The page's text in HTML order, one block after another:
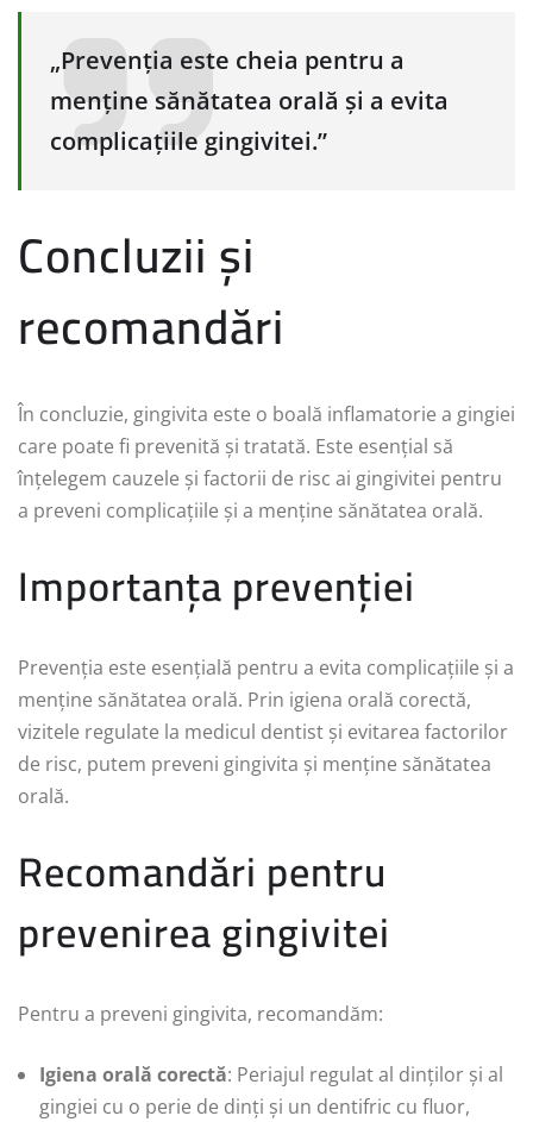
„Prevenția este cheia pentru a
menține sănătatea orală și a evita
complicațiile gingivitei.”
Concluzii și
recomandări
În concluzie, gingivita este o boală inflamatorie a gingiei
care poate fi prevenită și tratată. Este esențial să
înțelegem cauzele și factorii de risc ai gingivitei pentru
a preveni complicațiile și a menține sănătatea orală.
Importanța prevenției
Prevenția este esențială pentru a evita complicațiile și a
menține sănătatea orală. Prin igiena orală corectă,
vizitele regulate la medicul dentist și evitarea factorilor
de risc, putem preveni gingivita și menține sănătatea
orală.
Recomandări pentru
prevenirea gingivitei
Pentru a preveni gingivita, recomandăm:
Igiena orală corectă: Periajul regulat al dinților și al
gingiei cu o perie de dinți și un dentifric cu fluor,